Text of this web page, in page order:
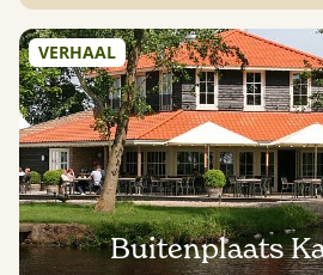
VERHAAL
Buitenplaats